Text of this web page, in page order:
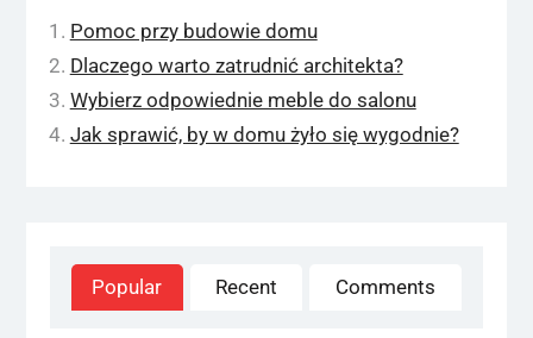
Pomoc przy budowie domu
Dlaczego warto zatrudnić architekta?
Wybierz odpowiednie meble do salonu
Jak sprawić, by w domu żyło się wygodnie?
Popular Recent Comments